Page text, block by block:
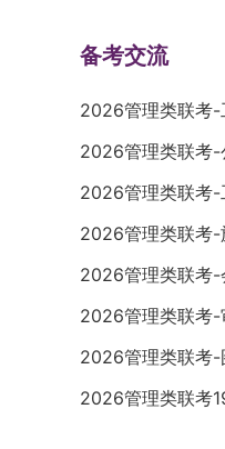
备考交流
2026管理类联考-
2026管理类联考-
2026管理类联考-
2026管理类联考-
2026管理类联考-
2026管理类联考-
2026管理类联考-
2026管理类联考